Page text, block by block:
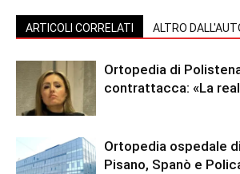
ARTICOLI CORRELATI ALTRO
Ortopedia di
contrattacca: «La
Ortopedia ospedale
Pisano, Spanò e